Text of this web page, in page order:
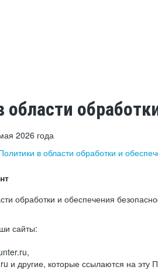
области
2026 года
в области обработки и
обработки и обеспечения
сайты:
и другие, которые ссылаются на эту